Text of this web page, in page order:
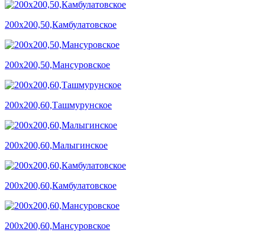
200х200,50,Камбулатовское
200х200,50,Мансуровское
200х200,60,Ташмурунское
200х200,60,Малыгинское
200х200,60,Камбулатовское
200х200,60,Мансуровское